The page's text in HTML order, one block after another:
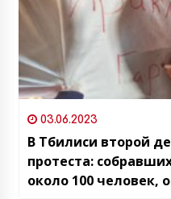
03.06.2023
В Тбилиси второй
протеста:
около 100 человек,